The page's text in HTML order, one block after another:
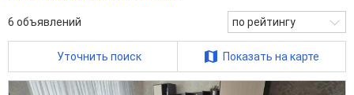
6 объявлений по рейтингу
Уточнить поиск Показать на карте